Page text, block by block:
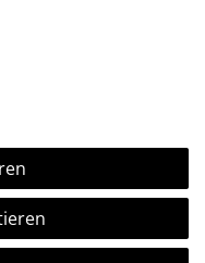
vorbehalten.